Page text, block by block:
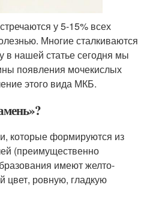
у 5-15% всех
Многие сталкиваются
в нашей статье сегодня мы
появления мочекислых
этого вида МКБ.
которые формируются из
(преимущественно
имеют желто-
цвет, ровную, гладкую